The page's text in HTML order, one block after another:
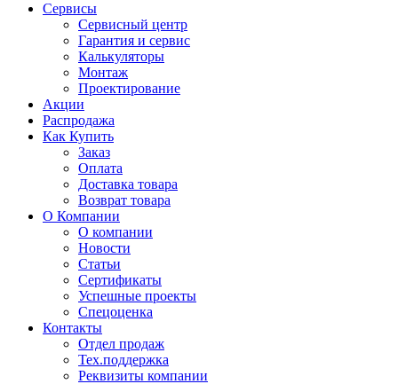
Сервисы
Сервисный центр
Гарантия и сервис
Калькуляторы
Монтаж
Проектирование
Акции
Распродажа
Как Купить
Заказ
Оплата
Доставка товара
Возврат товара
О Компании
О компании
Новости
Статьи
Сертификаты
Успешные проекты
Спецоценка
Контакты
Отдел продаж
Тех.поддержка
Реквизиты компании